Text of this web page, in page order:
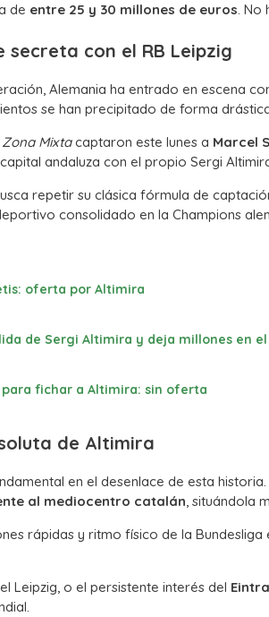
de entre 25 y 30 millones de euros. No
secreta con el RB Leipzig
Alemania ha entrado en escena
se han precipitado de forma
Zona Mixtacaptaron este lunes a Marcel
andaluza con el propio Sergi
repetir su clásica fórmula de
consolidado en la Champions
oferta por Altimira
de Sergi Altimira y deja millones en
fichar a Altimira: sin oferta
de Altimira
en el desenlace de esta
al mediocentro catalán, situándola
rápidas y ritmo físico de la
Leipzig, o el persistente interés del